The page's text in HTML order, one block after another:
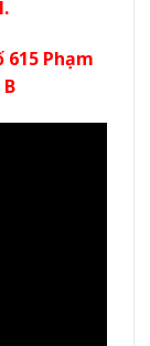
615 Phạm